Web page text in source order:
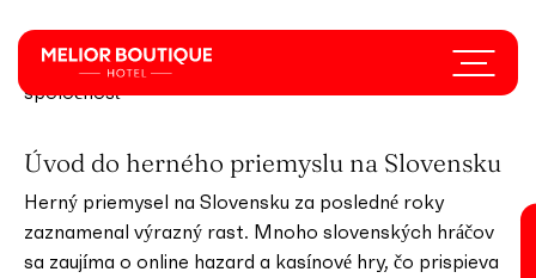
to
main
content
Menu
Ekonomický dopad herného priemyslu na slovenskú
spoločnosť
Úvod do herného priemyslu na Slovensku
Herný priemysel na Slovensku za posledné roky
zaznamenal výrazný rast. Mnoho slovenských hráčov
sa zaujíma o online hazard a kasínové hry, čo prispieva